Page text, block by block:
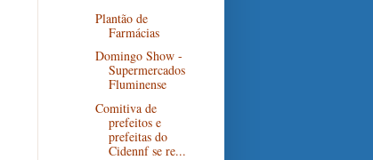
Plantão de
Farmácias
Domingo Show -
Supermercados
Fluminense
Comitiva de
prefeitos e
prefeitas do
Cidennf se re...